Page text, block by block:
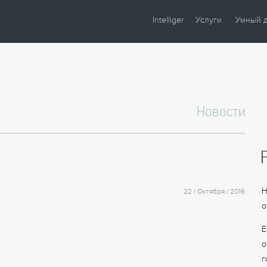
Intelliger Услуги
Настройка
Умный
Климат
Аудио /
Новости
22 / Октября / 2016